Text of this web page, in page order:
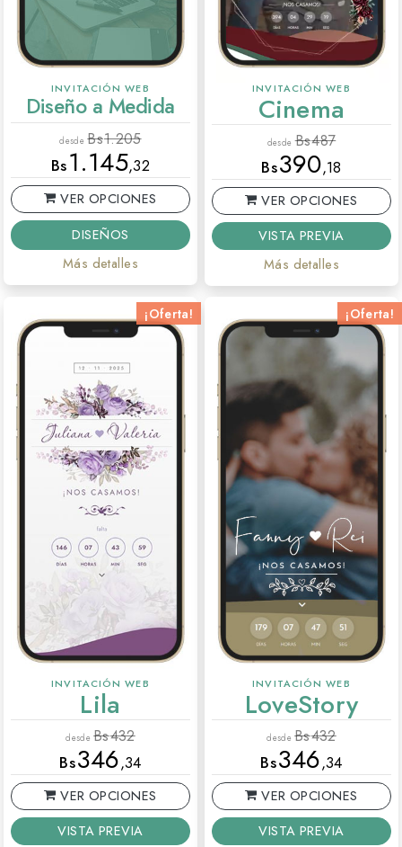
INVITACIÓN WEB
Diseño a Medida
desdeBs1.205
Bs1.145,32
VER OPCIONES
DISEÑOS
Más detalles
INVITACIÓN WEB
Cinema
desdeBs487
Bs390,18
VER OPCIONES
VISTA PREVIA
Más detalles
¡Oferta!
INVITACIÓN WEB
Lila
desdeBs432
Bs346,34
VER OPCIONES
VISTA PREVIA
¡Oferta!
INVITACIÓN WEB
LoveStory
desdeBs432
Bs346,34
VER OPCIONES
VISTA PREVIA